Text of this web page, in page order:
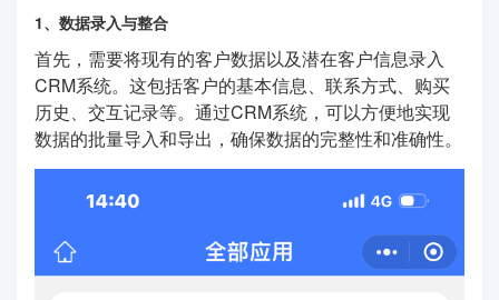
1、数据录入与整合
首先，需要将现有的客户数据以及潜在客户信息录入
CRM系统。这包括客户的基本信息、联系方式、购买
历史、交互记录等。通过CRM系统，可以方便地实现
数据的批量导入和导出，确保数据的完整性和准确性。